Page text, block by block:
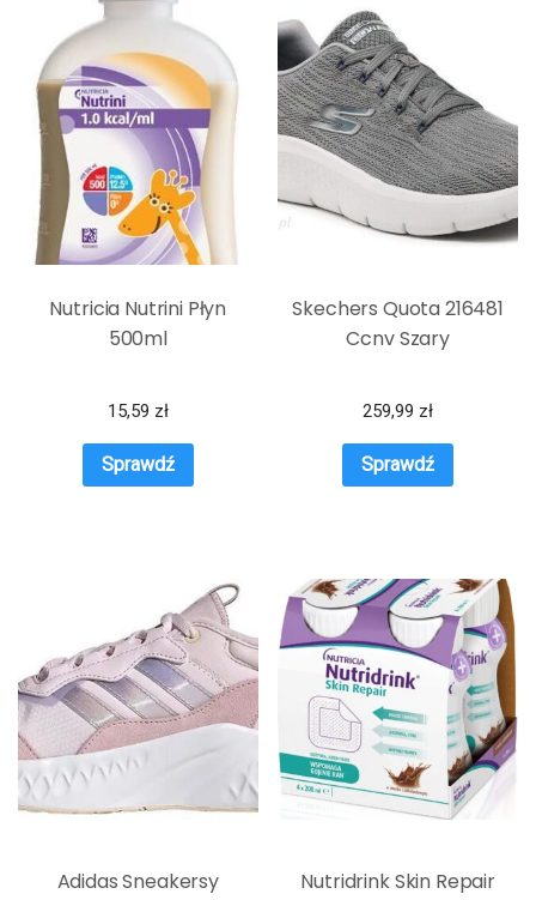
Nutricia Nutrini Płyn
500ml
15,59 zł
Sprawdź
Skechers Quota 216481
Ccnv Szary
259,99 zł
Sprawdź
Adidas Sneakersy
Nutridrink Skin Repair